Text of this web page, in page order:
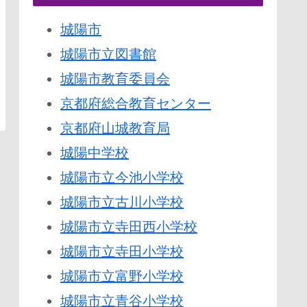
城陽市
城陽市立図書館
城陽市教育委員会
京都府総合教育センター
京都府山城教育局
城陽中学校
城陽市立今池小学校
城陽市立古川小学校
城陽市立寺田西小学校
城陽市立寺田小学校
城陽市立富野小学校
城陽市立青谷小学校